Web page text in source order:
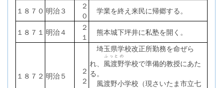
１８７０ 明治３
２
０
学業を終え来民に帰郷する。
１８７１ 明治４
２
１
熊本城下坪井に私塾を開く。
１８７２ 明治５
２
２
埼玉県学校改正所勤務を命ぜら
れ、 風渡野
ふっとの
学校で準備的教授にあた
る。
風渡野小学校（現さいたま市立七